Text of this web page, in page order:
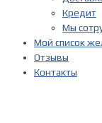
Кредит
Мы
Мой список
Отзывы
Контакты